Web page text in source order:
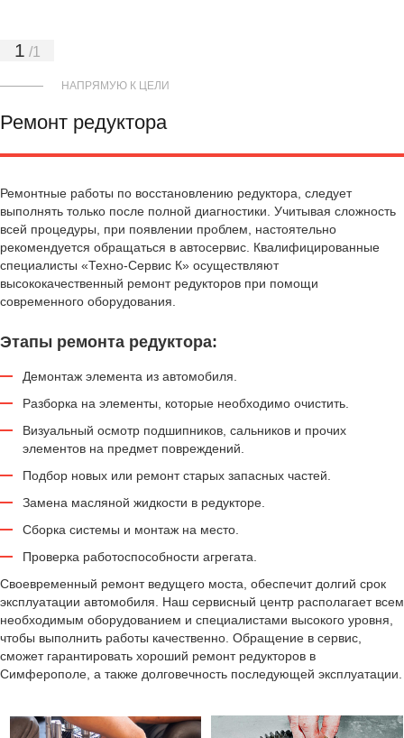
1 /1
НАПРЯМУЮ К ЦЕЛИ
Ремонт редуктора
Ремонтные работы по восстановлению редуктора, следует
выполнять только после полной диагностики. Учитывая сложность
всей процедуры, при появлении проблем, настоятельно
рекомендуется обращаться в автосервис. Квалифицированные
специалисты «Техно-Сервис К» осуществляют
высококачественный ремонт редукторов при помощи
современного оборудования.
Этапы ремонта редуктора:
Демонтаж элемента из автомобиля.
Разборка на элементы, которые необходимо очистить.
Визуальный осмотр подшипников, сальников и прочих
элементов на предмет повреждений.
Подбор новых или ремонт старых запасных частей.
Замена масляной жидкости в редукторе.
Сборка системы и монтаж на место.
Проверка работоспособности агрегата.
Своевременный ремонт ведущего моста, обеспечит долгий срок
эксплуатации автомобиля. Наш сервисный центр располагает всем
необходимым оборудованием и специалистами высокого уровня,
чтобы выполнить работы качественно. Обращение в сервис,
сможет гарантировать хороший ремонт редукторов в
Симферополе, а также долговечность последующей эксплуатации.